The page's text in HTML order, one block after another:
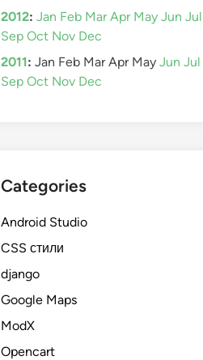
2012: Jan Feb Mar Apr May Jun Jul
Sep Oct Nov Dec
2011: Jan Feb Mar Apr May Jun Jul
Sep Oct Nov Dec
Categories
Android Studio
CSS стили
django
Google Maps
ModX
Opencart